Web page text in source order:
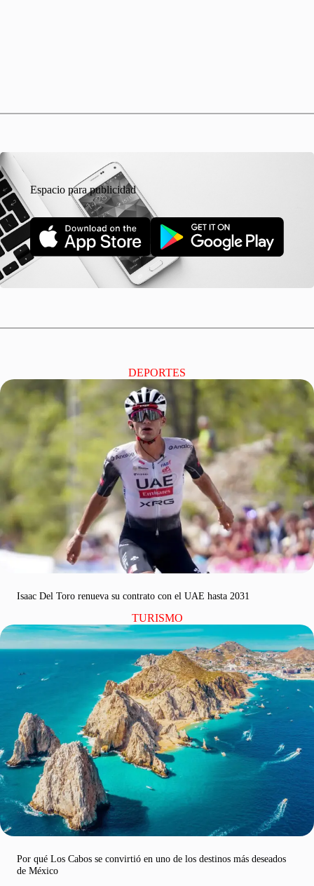
Espacio para publicidad
DEPORTES
Isaac Del Toro renueva su contrato con el UAE hasta 2031
TURISMO
Por qué Los Cabos se convirtió en uno de los destinos más deseados
de México